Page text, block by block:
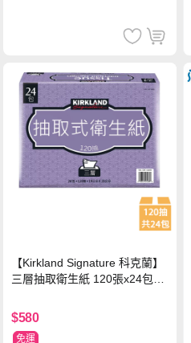
【Kirkland Signature 科克蘭】
三層抽取衛生紙 120張x24包x1
$580
免運